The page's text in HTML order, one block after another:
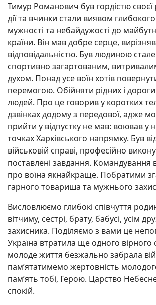
Тимур Романович був гордістю
дії та вчинки стали виявом
мужності та небайдужості до
країни. Він мав добре серце,
відповідальністю. Був людиною
спортивно загартованим,
духом. Понад усе воїн хотів
перемогою. Обійняти рідних і
людей. Про це говорив у коротких
дзвінках додому з передової, адже
прийти у відпустку не мав: воював у
точках Харківського напрямку. Був
військовій справі, професійно
поставлені завдання. Командування
про воїна якнайкраще. Побратими
гарного товариша та мужнього
Висловлюємо глибокі співчуття
вітчиму, сестрі, брату, бабусі, усім
захисника. Поділяємо з вами це
Україна втратила ще одного
молоде життя безжально забрала
пам’ятатимемо жертовність
пам’ять тобі, Герою. Царство
спокій.